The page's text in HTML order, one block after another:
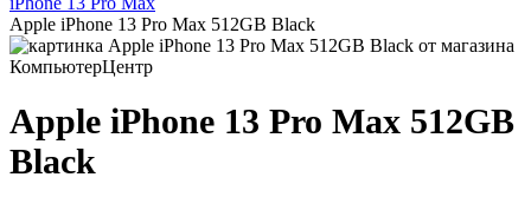
Apple iPhone 13 Pro Max 512GB Black
Apple iPhone 13 Pro Max 512GB
Black